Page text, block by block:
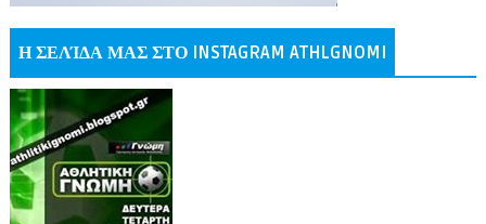
Η ΣΕΛΊΔΑ ΜΑΣ ΣΤΟ INSTAGRAM ATHLGNOMI